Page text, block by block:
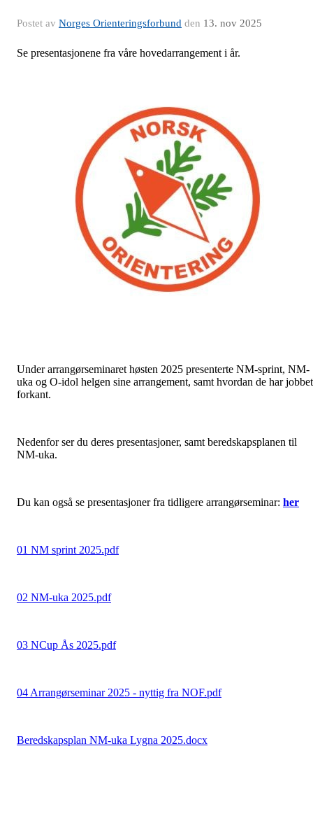
Postet av Norges Orienteringsforbund den 13. nov 2025
Se presentasjonene fra våre hovedarrangement i år.
Under arrangørseminaret høsten 2025 presenterte NM-sprint, NM-
uka og O-idol helgen sine arrangement, samt hvordan de har
forkant.
Nedenfor ser du deres presentasjoner, samt beredskapsplanen til
NM-uka.
Du kan også se presentasjoner fra tidligere arrangørseminar: her
01 NM sprint 2025.pdf
02 NM-uka 2025.pdf
03 NCup Ås 2025.pdf
04 Arrangørseminar 2025 - nyttig fra NOF.pdf
Beredskapsplan NM-uka Lygna 2025.docx